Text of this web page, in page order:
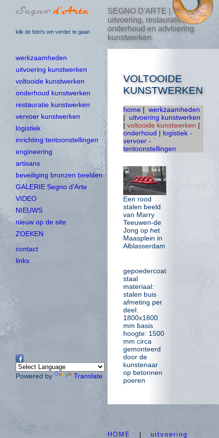
klik de foto's om verder te gaan
SEGNO D'ARTE |
uitvoering, restauratie,
onderhoud en advisering
kunstwerken
werkzaamheden
uitvoering kunstwerken
voltooide kunstwerken
onderhoud kunstwerken
restauratie kunstwerken
vervoer kunstwerken
logistiek
inrichting tentoonstellingen
engineering
artisans
beveiliging bronzen beelden
GALERIE Segno d'Arte
VIDEO
NIEUWS
nieuw op de site
ZOEKEN
contact
links
Powered by Translate
VOLTOOIDE
KUNSTWERKEN
home | werkzaamheden
| uitvoering kunstwerken
| voltooide kunstwerken |
onderhoud | logistiek -
vervoer -
tentoonstellingen
Een rood
stalen beeld
van Marry
Teeuwen-de
Jong op het
Maasplein in
Alblasserdam
gepoedercoat
staal
materiaal:
stalen buis
afmeting per
deel:
1800x1800
mm basis
hoogte: 1500
mm circa
gemonteerd
door de
kunstenaar
op betonnen
poeren
HOME uitvoering